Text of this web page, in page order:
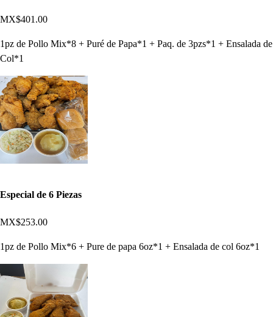
MX$401.00
1pz de Pollo Mix*8 + Puré de Papa*1 + Paq. de 3pzs*1 + Ensalada de
Col*1
Especial de 6 Piezas
MX$253.00
1pz de Pollo Mix*6 + Pure de papa 6oz*1 + Ensalada de col 6oz*1